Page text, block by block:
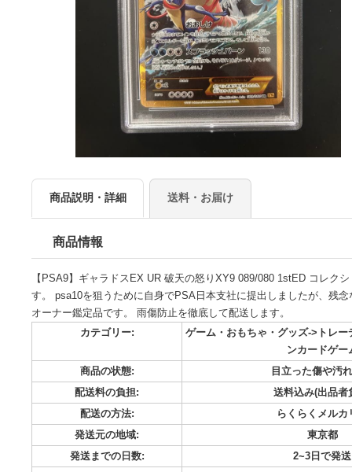
商品説明・詳細 送料・お届け
商品情報
【PSA9】ギャラドスEX UR 破天の怒りXY9 089/080 1stED
す。 psa10を狙うために自身でPSA日本支社に提出しました
オーナー鑑定品です。 雨傷防止を徹底して配送します。
カテゴリー: ゲーム・おもちゃ・グッズ
ンカ
商品の状態:
目立った